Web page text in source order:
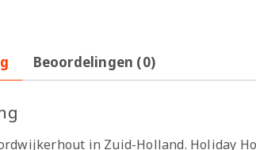
Beoordelingen (0)
in Zuid-Holland. Holiday